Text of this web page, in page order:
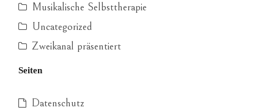
Musikalische Selbsttherapie
Uncategorized
Zweikanal präsentiert
Seiten
Datenschutz